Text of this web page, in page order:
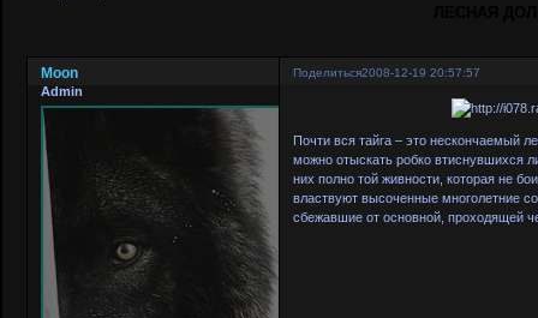
Поделиться2008-12-19 20:57:57
Moon
Admin
Почти вся тайга – это нескончаемый
можно отыскать робко втиснувшихся
них полно той живности, которая не
властвуют высоченные многолетние
сбежавшие от основной, проходящей